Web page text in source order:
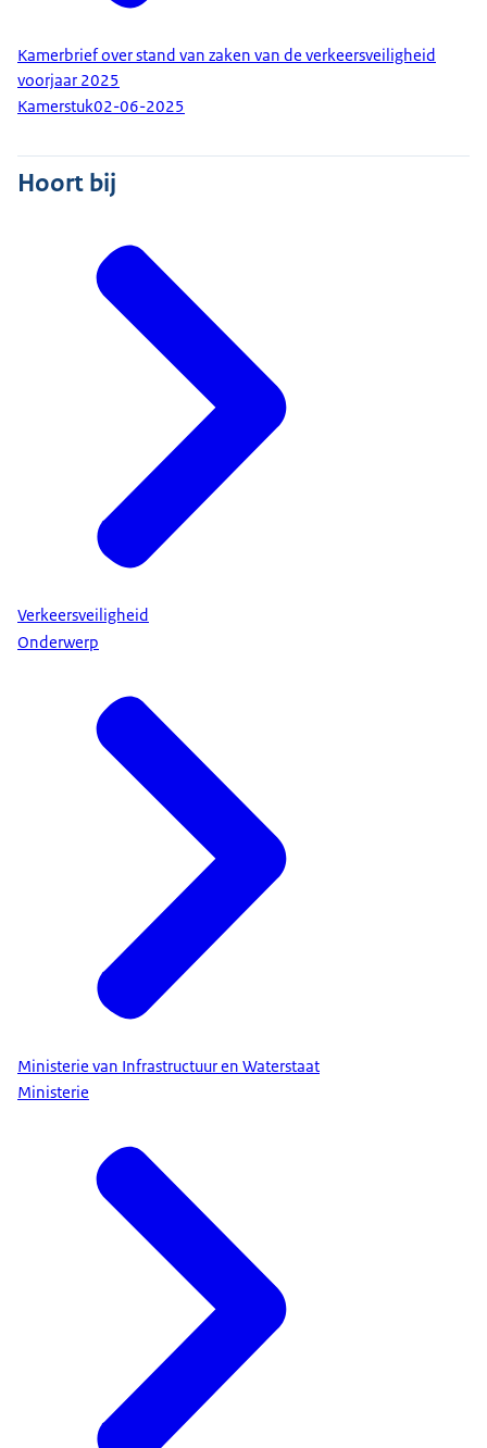
Kamerbrief over stand van zaken van de verkeersveiligheid
voorjaar 2025
Kamerstuk02-06-2025
Hoort bij
Verkeersveiligheid
Onderwerp
Ministerie van Infrastructuur en Waterstaat
Ministerie